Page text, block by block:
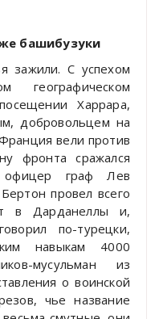
башибузуки
зажили. С успехом
географическом
Харрара,
добровольцем на
вели против
фронта сражался
офицер граф Лев
провел всего
в Дарданеллы и,
по-турецки,
навыкам 4000
мусульман из
о воинской
чье название